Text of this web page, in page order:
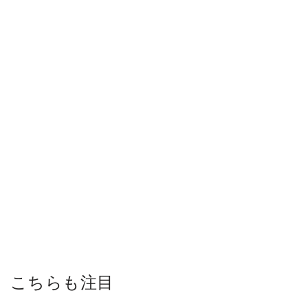
こちらも注目